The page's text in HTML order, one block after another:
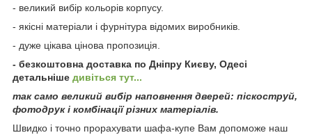
- великий вибір кольорів корпусу.
- якісні матеріали і фурнітура відомих виробників.
- дуже цікава цінова пропозиція.
- безкоштовна доставка по Дніпру Києву, Одесі
детальніше дивіться тут...
так само великий вибір наповнення дверей: піскоструй,
фотодрук і комбінації різних матеріалів.
Швидко і точно прорахувати шафа-купе Вам допоможе наш